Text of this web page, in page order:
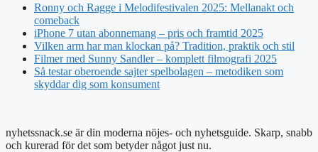
Ronny och Ragge i Melodifestivalen 2025: Mellanakt och
comeback
iPhone 7 utan abonnemang – pris och framtid 2025
Vilken arm har man klockan på? Tradition, praktik och stil
Filmer med Sunny Sandler – komplett filmografi 2025
Så testar oberoende sajter spelbolagen – metodiken som
skyddar dig som konsument
nyhetssnack.se är din moderna nöjes- och nyhetsguide. Skarp, snabb
och kurerad för det som betyder något just nu.